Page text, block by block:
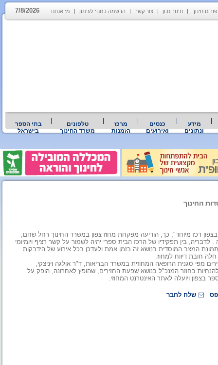
פורום חינוך חינוך נכון צור קשר הרשמה כמנוי לעיתון מי אנחנו 7/8/2026
מידע
ונתונים
כנסים
ואירועים
מרכז
הזמנות
טלפונים
משרד החינוך
בתי הספר
בישראל
החינוך
רכז מיוחד", כך, הודיעה מפקחת מחוז צפון במשרד החינוך רחל שחם,
בין תפקידיו של הרכז הבית ספרי יהיה לשמור על קשר רציף ויומיומי
המצב המוסדית בנושא זה בזמן אמת ולעדכן בכל אירוע של הידבקות
חובת דיווח למחוז.
מפי סגנית הרופאה המחוזית במשרד הבריאות, ד"ר אולגה ויניצקי,
בחוזר המנכ"ל בנושא שפעת החזירים, שהופץ לאחרונה, הופק על
בצפון ויועלה לאתר האינטרנט המחוזי.
שלח לחבר